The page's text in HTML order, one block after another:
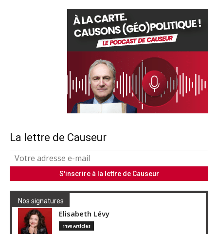
La lettre de Causeur
Nos signatures
Elisabeth Lévy
1190 Articles